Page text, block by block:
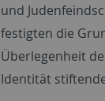
und
festigten die
Überlegenheit
Identität